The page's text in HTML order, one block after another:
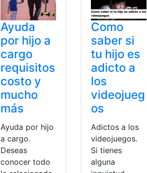
Ayuda
por hijo a
cargo
requisitos
costo y
mucho
más
Ayuda por hijo
a cargo.
Deseas
conocer todo
Como
saber si
tu hijo es
adicto a
los
videojueg
os
Adictos a los
videojuegos.
Si tienes
alguna